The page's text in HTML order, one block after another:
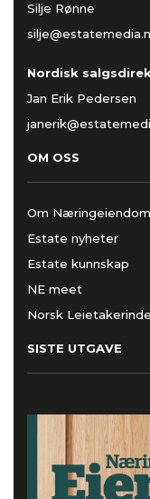
Silje Rønne
Nordisk
Jan Erik Pedersen
OM OSS
Om Næringeiendom
Estate nyheter
Estate kunnskap
NE meet
Norsk
SISTE UTGAVE